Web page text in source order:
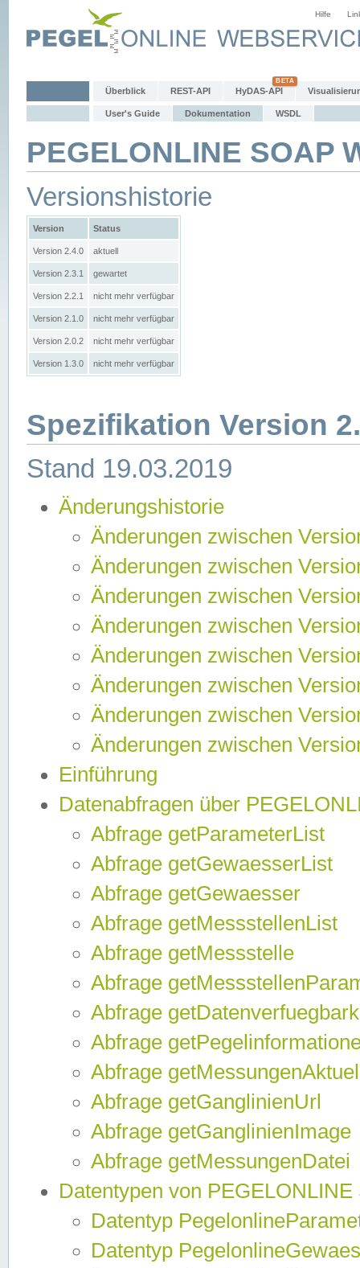
Hilfe
Überblick REST-API HyDAS-API
User's Guide Dokumentation WSDL
PEGELONLINE SOAP
Versionshistorie
Version Status
Version 2.4.0 aktuell
Version 2.3.1 gewartet
Version 2.2.1 nicht mehr verfügbar
Version 2.1.0 nicht mehr verfügbar
Version 2.0.2 nicht mehr verfügbar
Version 1.3.0 nicht mehr verfügbar
Spezifikation Version
Stand 19.03.2019
Änderungshistorie
Änderungen zwischen
Änderungen zwischen
Änderungen zwischen
Änderungen zwischen
Änderungen zwischen
Änderungen zwischen
Änderungen zwischen
Änderungen zwischen
Einführung
Datenabfragen über
Abfrage getParameterList
Abfrage getGewaesserList
Abfrage getGewaesser
Abfrage getMessstellenList
Abfrage getMessstelle
Abfrage
Abfrage
Abfrage
Abfrage
Abfrage getGanglinienUrl
Abfrage getGanglinienImage
Abfrage getMessungenDatei
Datentypen von
Datentyp
Datentyp